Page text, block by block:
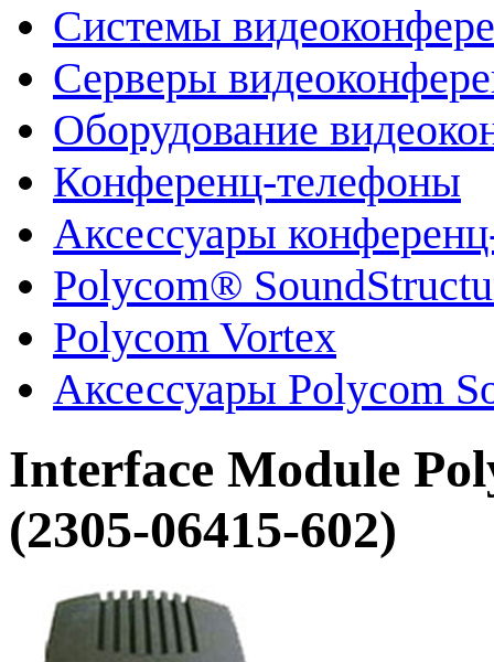
Системы
Серверы
Оборудование
Конференц-телефоны
Аксессуары
Polycom®
Polycom Vortex
Аксессуары Polycom
Interface Module
(2305-06415-602)